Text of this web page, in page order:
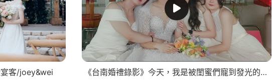
客/joey&wei 《台南婚禮錄影》今天，我是被閨蜜們寵到發光的新娘/SDE快剪快播